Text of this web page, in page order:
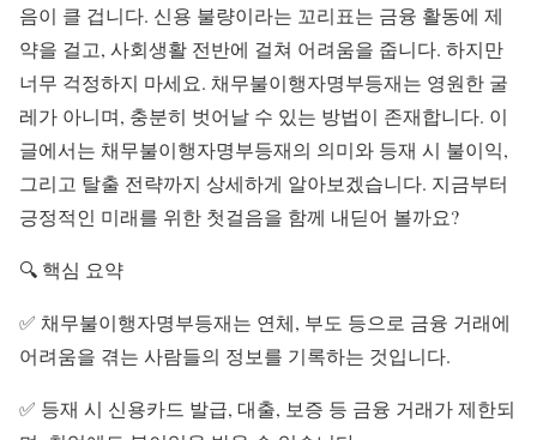
음이 클 겁니다. 신용 불량이라는 꼬리표는 금융 활동에 제
약을 걸고, 사회생활 전반에 걸쳐 어려움을 줍니다. 하지만
너무 걱정하지 마세요. 채무불이행자명부등재는 영원한 굴
레가 아니며, 충분히 벗어날 수 있는 방법이 존재합니다. 이
글에서는 채무불이행자명부등재의 의미와 등재 시 불이익,
그리고 탈출 전략까지 상세하게 알아보겠습니다. 지금부터
긍정적인 미래를 위한 첫걸음을 함께 내딛어 볼까요?
🔍 핵심 요약
✅ 채무불이행자명부등재는 연체, 부도 등으로 금융 거래에
어려움을 겪는 사람들의 정보를 기록하는 것입니다.
✅ 등재 시 신용카드 발급, 대출, 보증 등 금융 거래가 제한되